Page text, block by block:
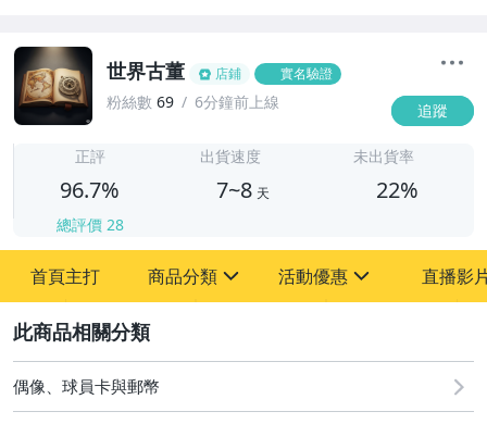
世界古董 店鋪 實名驗證
粉絲數 69 6分鐘前上線 追蹤
正評
96.7%
總評價 28
出貨速度
7~8 天
未出貨率
22%
首頁主打 商品分類
其它
活動優惠
[全店] 粉絲專享
[全店] 周年慶
直播影
偶像、球員卡與郵幣